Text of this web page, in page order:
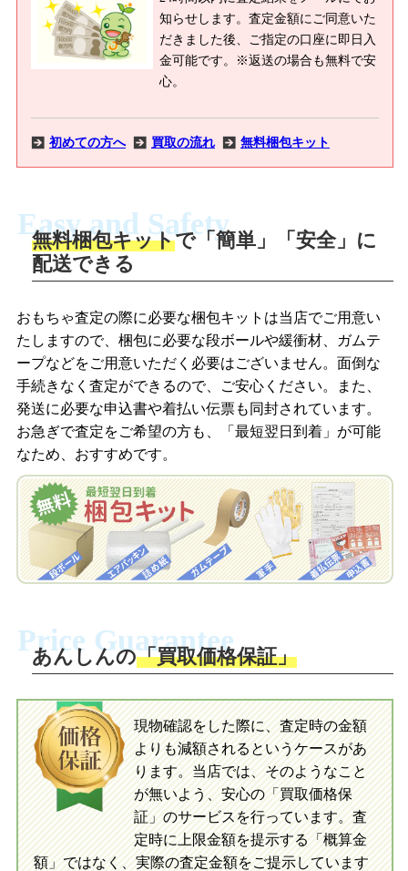
知らせします。査定金額にご同意いた
だきました後、ご指定の口座に即日入
金可能です。※返送の場合も無料で安
心。
初めての方へ 買取の流れ 無料梱包キット
商品撮影
商品を撮影して、査定フォームから画像
を送信します。
梱包キットをメールで申し込み
査定結果をメールで確認し、梱包キット
を申し込みます。梱包キットは送料無料
でお届けします。
自宅でおもちゃを発送・梱包
梱包キットに同封する発送ガイドの手順
送。当店へ無料で発送いただけます。
入金完了
当店に査定したおもちゃがご到着後、ご
指定の口座に即日入金可能です。
買取の流れ 写真の撮影方法
LINEの友だち追加・査定画像を送信
「ジョニージョイLINE査定」を友だちに
追加し、スマートフォンなどのカメラで
撮影したおもちゃの写真をトーク中に送
梱包キットをLINEで申し込み
査定結果をLINEで確認し、梱包キットを
申し込みます。梱包キットは送料無料で
お届けします。
自宅でおもちゃを発送・梱包
ださい。お電話にて集荷依頼を行い発
送。当店へ無料で発送いただけます。
当店に査定したおもちゃがご到着後、ご
指定の口座に即日入金可能です。
初めての方へ LINE査定の流れ 写真の撮影方法
Easy and Safety
無料梱包キットで「簡単」「安全」に
配送できる
おもちゃ査定の際に必要な梱包キットは当店でご用意い
たしますので、梱包に必要な段ボールや緩衝材、ガムテ
ープなどをご用意いただく必要はございません。面倒な
手続きなく査定ができるので、ご安心ください。また、
発送に必要な申込書や着払い伝票も同封されています。
お急ぎで査定をご希望の方も、「最短翌日到着」が可能
なため、おすすめです。
Price Guarantee
あんしんの「買取価格保証」
現物確認をした際に、査定時の金額
よりも減額されるというケースがあ
ります。当店では、そのようなこと
が無いよう、安心の「買取価格保
証」のサービスを行っています。査
定時に上限金額を提示する「概算金
額」ではなく、実際の査定金額をご提示しています